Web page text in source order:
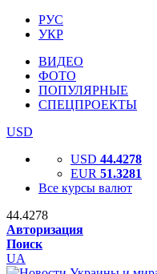
РУС
УКР
ВИДЕО
ФОТО
ПОПУЛЯРНЫЕ
СПЕЦПРОЕКТЫ
USD
USD 44.4278
EUR 51.3281
Все курсы валют
44.4278
Авторизация
Поиск
UA